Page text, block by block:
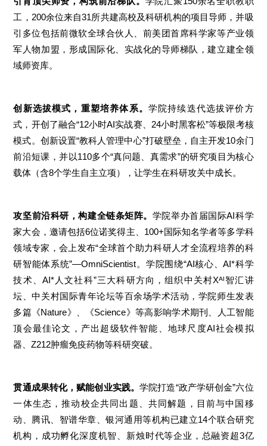
工，200余位来自31所共建高校及科研机构的项目导师，并吸
引多位包括前微软全球合伙人、前美团首席科学家等产业领
军人物加盟，形成国际化、实战化的导师梯队，建立建全领
域师资库。
创新选拔模式，重塑培养体系。 学院持续迭代选拔评价方
式，开创了融合“12小时AI实战赛、24小时黑客松”等极限考核
模式。创新设置“教科人管理中心”打破壁垒，自主开发10余门
前沿短课，并以110多个“真问题、真需求”的研究项目为核心
载体（含8个学生自主立项），让学生在科研攻关中成长。
攻坚前沿科研，构建全链条矩阵。 学院举办首届国际AI科学
家大会，邀请包括6位诺奖得主、100+国际知名学者等多学科
领域专家，会上发布“全球首个助力科研人才全流程培养的科
研智能体系统”—OmniScientist。学院围绕“AI核心、AI*科学
技术、AI*人文社科”三大科研方向，组织中关村Xᴬᴵ智汇讲
坛、中关村国际青年论坛等百余场学术活动，学院师生发表
多篇《Nature》、《Science》等高影响学术期刊、人工智能
顶会最佳论文，产出超级软件智能、地球尺度AI社会模拟
器、Z212肿瘤免疫药物等科研突破。
贯通成果转化，赋能创业实践。学院打造“政产学研创金”六位
一体生态，推动校企共同出题、共同解题，目前与中国移
动、腾讯、智谱华章、银河通用等机构已建立14个联合研究
机构，成功孵化深度机智、新烛时代等企业，总融资超3亿